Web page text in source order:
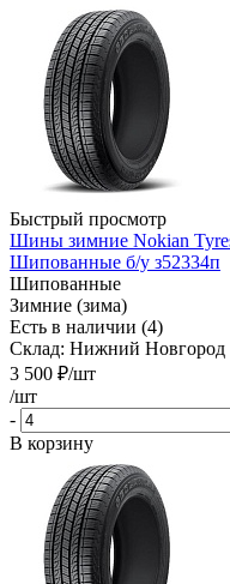
Быстрый просмотр
Шины зимние Nokian
Шипованные б/у з52334п
Шипованные
Зимние (зима)
Есть в наличии (4)
Склад: Нижний Новгород
3 500 ₽/шт
/шт
-
В корзину